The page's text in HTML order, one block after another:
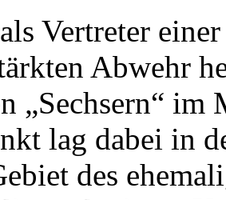
Vertreter
Abwehr
„Sechsern“
lag dabei in
des